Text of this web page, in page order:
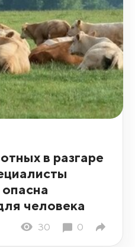
в разгаре
человека
30 0